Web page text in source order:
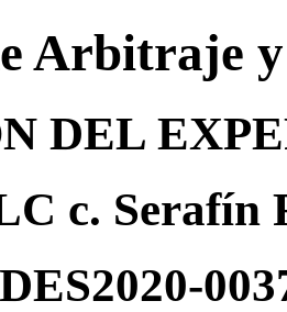
Arbitraje
DEL
c. Serafín